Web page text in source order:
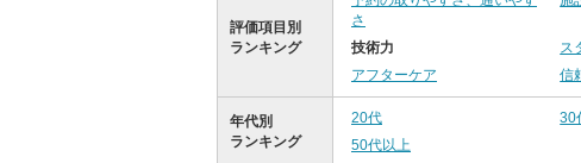
評価項目別
ランキング
さ
技術力 ス
アフターケア
信
年代別
ランキング
20代 30
50代以上